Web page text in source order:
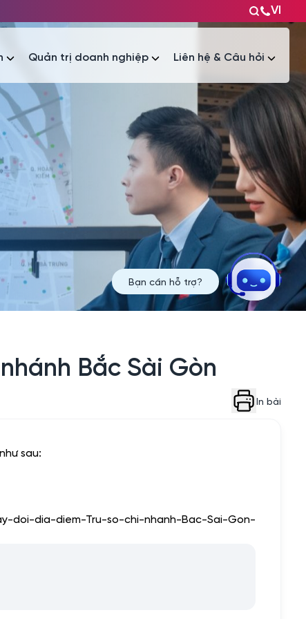
VI
Quản trị doanh nghiệp Liên hệ & Câu hỏi
Tài liệu
Bắc Sài Gòn
In bài
như sau:
doi-dia-diem-Tru-so-chi-nhanh-Bac-Sai-Gon-
Bạn cần hỗ trợ?